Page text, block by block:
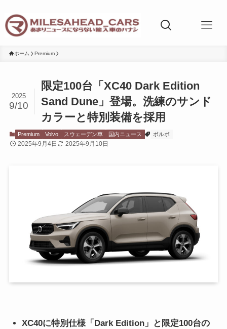
ホーム Premium
限定100台「XC40 Dark Edition
Sand Dune」登場。洗練のサンド
カラーと特別装備を採用
2025
9/10
Premium Volvo スウェーデン車 国内ニュース ボルボ
2025年9月4日 2025年9月10日
XC40に特別仕様「Dark Edition」と限定100台の